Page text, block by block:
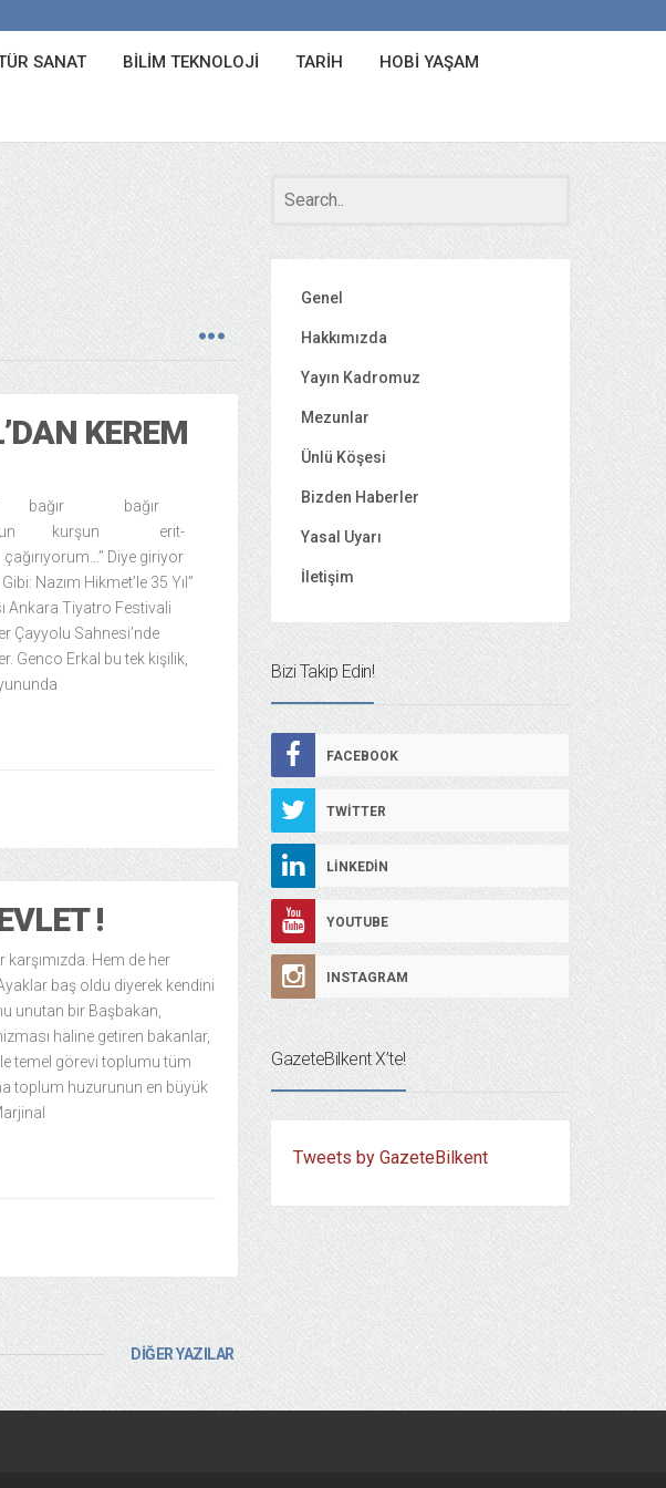
SANAT BILIM TEKNOLOJI TARIH HOBI YAŞAM
KEREM
bağır bağır
kurşun erit-
Diye giriyor
Nazım Hikmet’le 35 Yıl”
Ankara Tiyatro Festivali
Çayyolu Sahnesi’nde
Genco Erkal bu tek kişilik,
!
Hem de her
baş oldu diyerek kendini
unutan bir Başbakan,
haline getiren bakanlar,
temel görevi toplumu tüm
toplum huzurunun en büyük
DİĞER YAZILAR
Genel
Hakkımızda
Yayın Kadromuz
Mezunlar
Ünlü Köşesi
Bizden Haberler
Yasal Uyarı
İletişim
Bizi Takip Edin!
FACEBOOK
TWITTER
LINKEDIN
YOUTUBE
INSTAGRAM
GazeteBilkent X’te!
Tweets by GazeteBilkent